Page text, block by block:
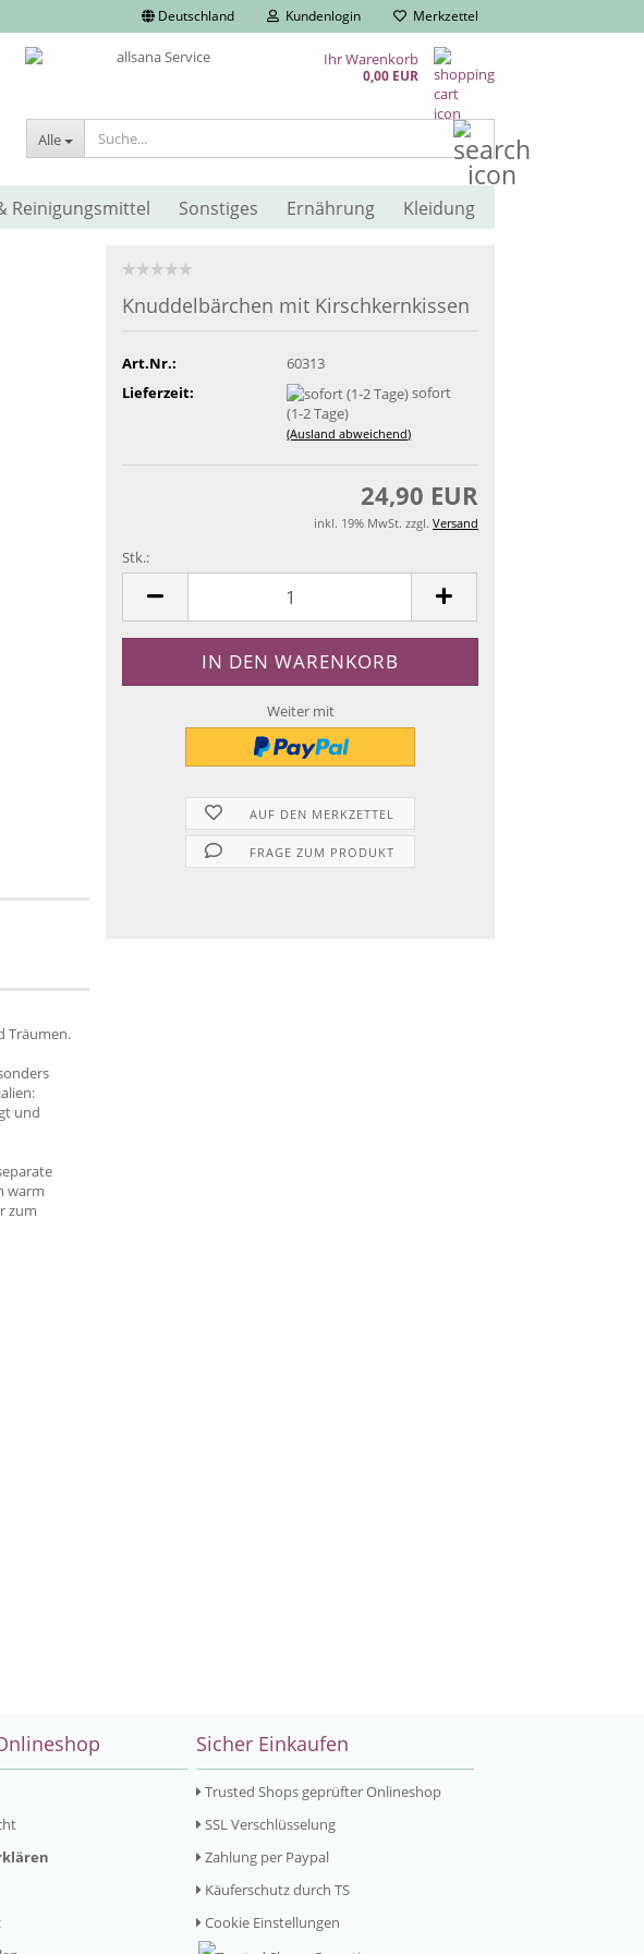
Deutschland Kundenlogin Merkzettel
Alle
Ihr Warenkorb
0,00 EUR
Reinigungsmittel Sonstiges Ernährung Kleidung
Knuddelbärchen mit Kirschkernkissen
Art.Nr.:
60313
Lieferzeit:
sofort
(1-2 Tage)
(Ausland abweichend)
24,90 EUR
inkl. 19% MwSt. zzgl. Versand
Stk.:
Weiter mit
AUF DEN MERKZETTEL
FRAGE ZUM PRODUKT
Träumen.
und
warm
zum
Sicher Einkaufen
Trusted Shops geprüfter Onlineshop
SSL Verschlüsselung
Zahlung per Paypal
Käuferschutz durch TS
Cookie Einstellungen